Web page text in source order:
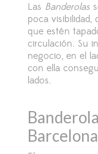
Las Banderolas
poca visibilidad,
que estén
circulación. Su
negocio, en el
con ella
lados.
Barcelona